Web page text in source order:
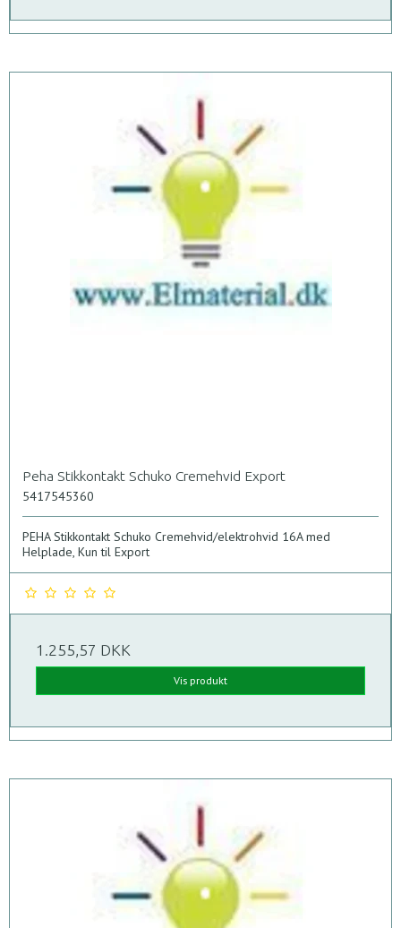
Peha Stikkontakt Schuko Cremehvid Export
5417545360
PEHA Stikkontakt Schuko Cremehvid/elektrohvid 16A med
Helplade, Kun til Export
1.255,57 DKK
Vis produkt